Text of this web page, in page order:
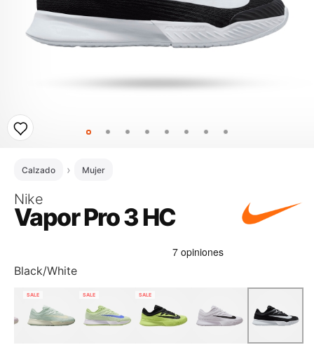
Calzado Mujer
Nike
Vapor Pro 3 HC
Black/White
SALE SALE SALE